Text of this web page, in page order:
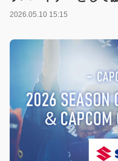
2026.05.10 15:15